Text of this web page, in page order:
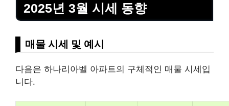
2025년 3월 시세 동향
매물 시세 및 예시
다음은 하나리아벨 아파트의 구체적인 매물 시세입
니다.